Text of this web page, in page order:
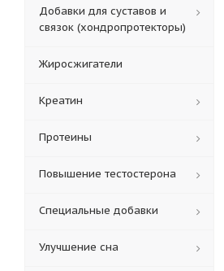
Добавки для суставов и
связок (хондропротекторы)
Жиросжигатели
Креатин
Протеины
Повышение тестостерона
Специальные добавки
Улучшение сна